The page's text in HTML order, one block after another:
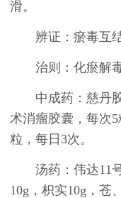
滑。
辨证：瘀毒互结
治则：化瘀解毒
中成药：慈丹胶
术消瘤胶囊，每次
粒，每日3次。
汤药：伟达11号
10g，枳实10g，苍